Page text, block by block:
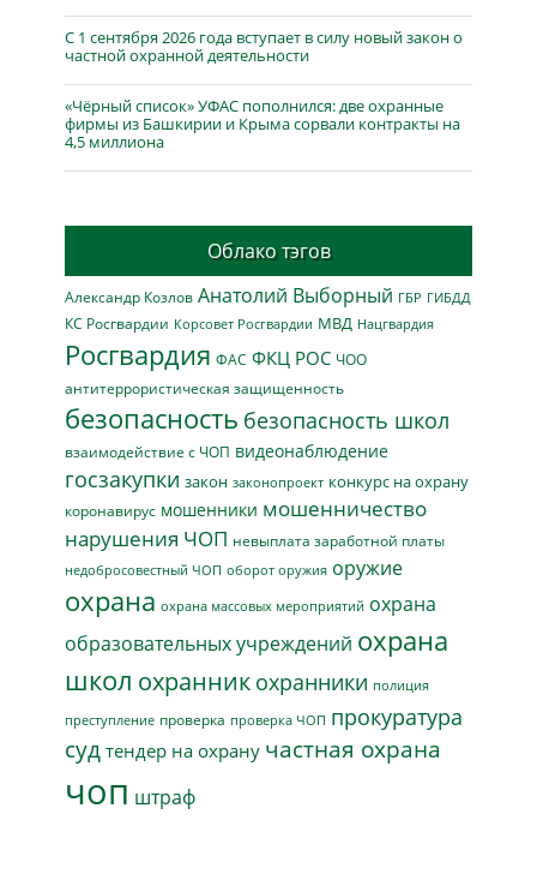
С 1 сентября 2026 года вступает в силу новый закон о
частной охранной деятельности
«Чёрный список» УФАС пополнился: две охранные
фирмы из Башкирии и Крыма сорвали контракты на
4,5 миллиона
Облако тэгов
Александр Козлов Анатолий Выборный ГБР ГИБДД
КС Росгвардии Корсовет Росгвардии МВД Нацгвардия
Росгвардия ФАС ФКЦ РОС ЧОО
антитеррористическая защищенность
безопасность безопасность школ
взаимодействие с ЧОП видеонаблюдение
госзакупки закон законопроект конкурс на охрану
коронавирус мошенники мошенничество
нарушения ЧОП невыплата заработной платы
недобросовестный ЧОП оборот оружия оружие
охрана охрана массовых мероприятий охрана
образовательных учреждений охрана
школ охранник охранники полиция
преступление проверка проверка ЧОП прокуратура
суд тендер на охрану частная охрана
чоп штраф